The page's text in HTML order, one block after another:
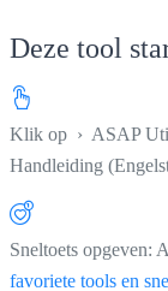
Deze tool
Klik op › ASAP
Handleiding
Sneltoets opgeven:
favoriete tools en